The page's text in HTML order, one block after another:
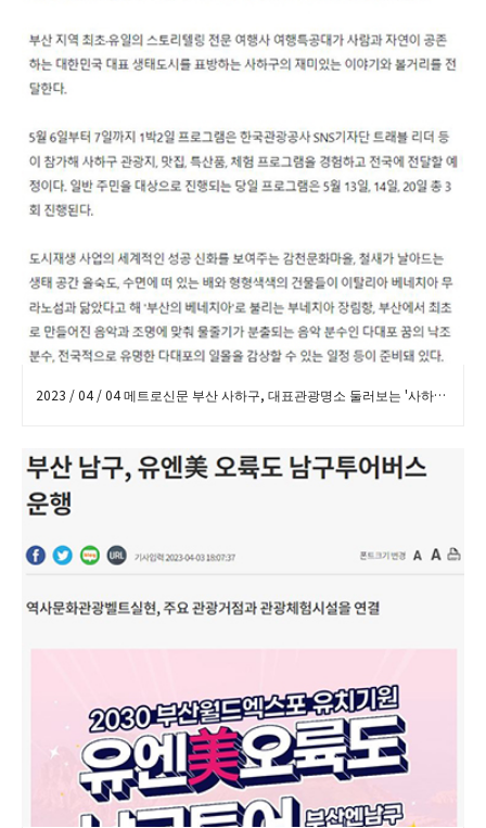
2023 / 04 / 04 메트로신문 부산 사하구, 대표관광명소 둘러보는 '사하에코로드' 진행 보도